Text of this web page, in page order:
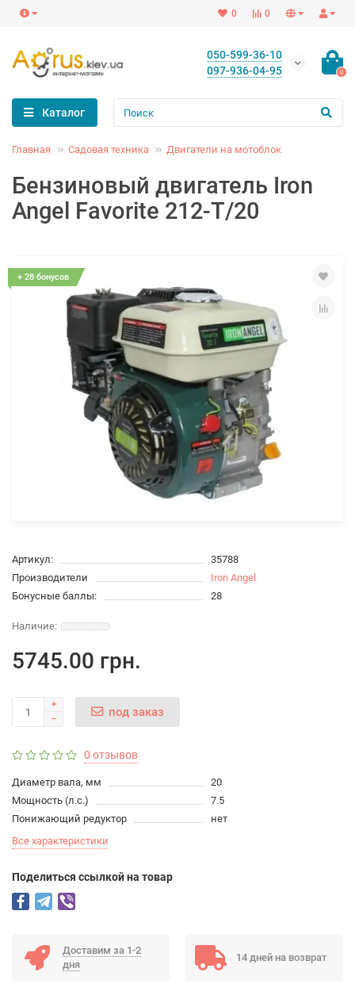
0
0
050-599-36-10
097-936-04-95
0
Каталог
Главная Садовая техника Двигатели на мотоблок
Бензиновый двигатель Iron
Angel Favorite 212-T/20
+ 28 бонусов
Артикул:
35788
Производители
Iron Angel
Бонусные баллы:
28
5745.00 грн.
под заказ
0 отзывов
Диаметр вала, мм
20
Мощность (л.с.)
7.5
Понижающий редуктор
нет
Все характеристики
Поделиться ссылкой на товар
Доставим за 1-2
дня
14 дней на возврат